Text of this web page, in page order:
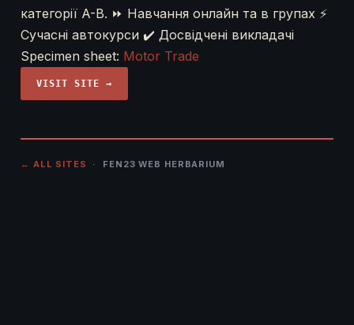
категорії A-B. ⏩ Навчання онлайн та в групах ⚡
Сучасні автокурси ✔️ Досвідчені викладачі
Specimen sheet: Motor Trade
VISIT SITE →
← ALL SITES · FEN23 WEB HERBARIUM